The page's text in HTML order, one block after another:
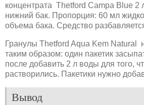
концентрата Thetford Campa Blue 2
нижний бак. Пропорция: 60 мл
объема бака. Средство
Гранулы Thetford Aqua Kem Natural
таким образом: один пакетик
после добавить 2 л воды для того,
растворились. Пакетики нужно
Вывод